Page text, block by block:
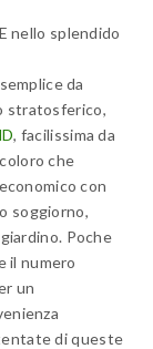
nello splendido
da
stratosferico,
, facilissima da
che
con
soggiorno,
Poche
il numero
un
di queste